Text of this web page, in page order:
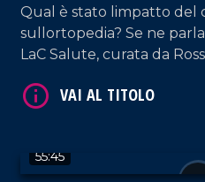
Qual è stato limpatto del
sullortopedia? Se ne
LaC Salute, curata da
illustra anche i risultati di
55:45
VAI AL TITOLO